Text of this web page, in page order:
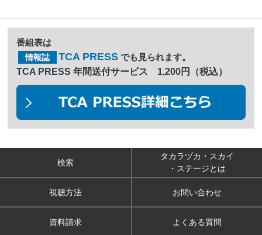
番組表は
情報誌 TCA PRESS でも見られます。
TCA PRESS 年間送付サービス 1,200円（税込）
検索
タカラヅカ・スカイ
・ステージとは
視聴方法 お問い合わせ
資料請求 よくある質問